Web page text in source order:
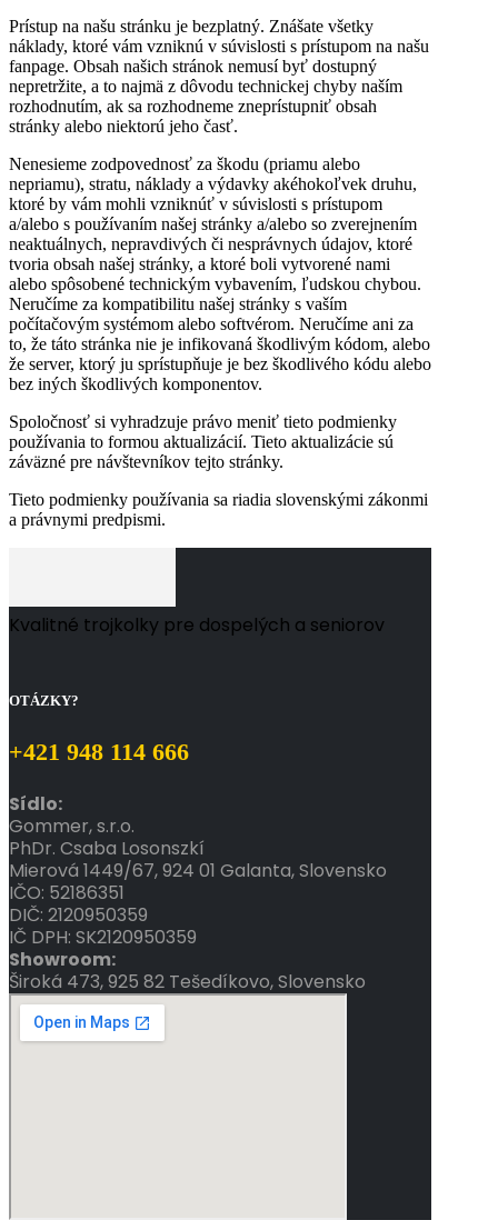
Prístup na našu stránku je bezplatný. Znášate všetky
náklady, ktoré vám vzniknú v súvislosti s prístupom na našu
fanpage. Obsah našich stránok nemusí byť dostupný
nepretržite, a to najmä z dôvodu technickej chyby naším
rozhodnutím, ak sa rozhodneme zneprístupniť obsah
stránky alebo niektorú jeho časť.
Nenesieme zodpovednosť za škodu (priamu alebo
nepriamu), stratu, náklady a výdavky akéhokoľvek druhu,
ktoré by vám mohli vzniknúť v súvislosti s prístupom
a/alebo s používaním našej stránky a/alebo so zverejnením
neaktuálnych, nepravdivých či nesprávnych údajov, ktoré
tvoria obsah našej stránky, a ktoré boli vytvorené nami
alebo spôsobené technickým vybavením, ľudskou chybou.
Neručíme za kompatibilitu našej stránky s vaším
počítačovým systémom alebo softvérom. Neručíme ani za
to, že táto stránka nie je infikovaná škodlivým kódom, alebo
že server, ktorý ju sprístupňuje je bez škodlivého kódu alebo
bez iných škodlivých komponentov.
Spoločnosť si vyhradzuje právo meniť tieto podmienky
používania to formou aktualizácií. Tieto aktualizácie sú
záväzné pre návštevníkov tejto stránky.
Tieto podmienky používania sa riadia slovenskými zákonmi
a právnymi predpismi.
Kvalitné trojkolky pre dospelých a seniorov
OTÁZKY?
+421 948 114 666
Sídlo:
Gommer, s.r.o.
PhDr. Csaba Losonszkí
Mierová 1449/67, 924 01 Galanta, Slovensko
IČO: 52186351
DIČ: 2120950359
IČ DPH: SK2120950359
Showroom:
Široká 473, 925 82 Tešedíkovo, Slovensko